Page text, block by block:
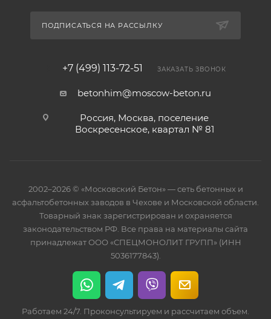
ПОДПИСАТЬСЯ НА РАССЫЛКУ
+7 (499) 113-72-51 ЗАКАЗАТЬ ЗВОНОК
betonhim@moscow-beton.ru
Россия, Москва, поселение
Воскресенское, квартал № 81
2002–2026 © «Московский Бетон» — сеть бетонных и
асфальтобетонных заводов в Чехове и Московской области.
Товарный знак зарегистрирован и охраняется
законодательством РФ. Все права на материалы сайта
принадлежат ООО «СПЕЦМОНОЛИТ ГРУПП» (ИНН
5036177843).
Работаем 24/7. Проконсультируем и рассчитаем объем.